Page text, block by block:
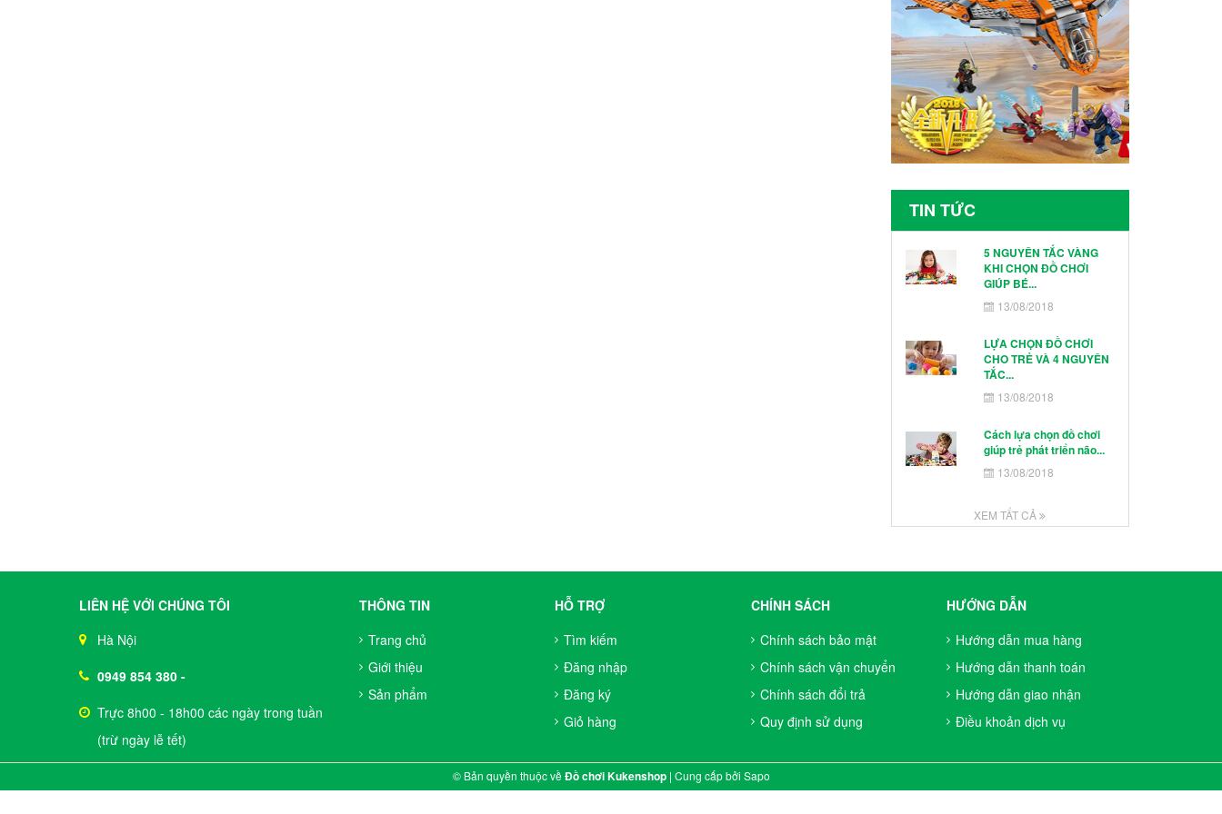
TIN TỨC
5 NGUYÊN TẮC VÀNG
KHI CHỌN ĐỒ CHƠI
GIÚP BÉ...
13/08/2018
LỰA CHỌN ĐỒ CHƠI
CHO TRẺ VÀ 4 NGUYÊN
TẮC...
13/08/2018
Cách lựa chọn đồ chơi
giúp trẻ phát triển não...
13/08/2018
XEM TẤT CẢ
LIÊN HỆ VỚI CHÚNG TÔI
Hà Nội
0949 854 380 -
Trực 8h00 - 18h00 các ngày trong tuần
(trừ ngày lễ tết)
THÔNG TIN
Trang chủ
Giới thiệu
Sản phẩm
HỖ TRỢ
Tìm kiếm
Đăng nhập
Đăng ký
Giỏ hàng
CHÍNH SÁCH
Chính sách bảo mật
Chính sách vận chuyển
Chính sách đổi trả
Quy định sử dụng
HƯỚNG DẪN
Hướng dẫn mua hàng
Hướng dẫn thanh toán
Hướng dẫn giao nhận
Điều khoản dịch vụ
© Bản quyền thuộc vềĐồ chơi Kukenshop| Cung cấp bởi Sapo